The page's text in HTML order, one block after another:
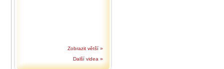
Zobrazit větší »
Další videa »